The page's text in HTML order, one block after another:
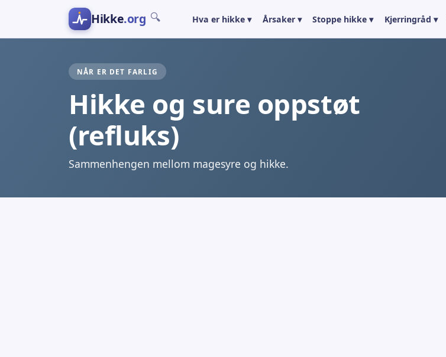
Hikke.org 🔍 Hva er hikke ▾ Årsaker ▾ Stoppe hikke ▾ Kjerringråd ▾
NÅR ER DET FARLIG
Hikke og sure oppstøt
(refluks)
Sammenhengen mellom magesyre og hikke.